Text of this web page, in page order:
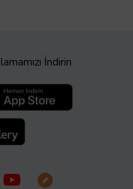
İndirin